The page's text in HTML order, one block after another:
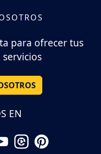
para ofrecer tus
EN